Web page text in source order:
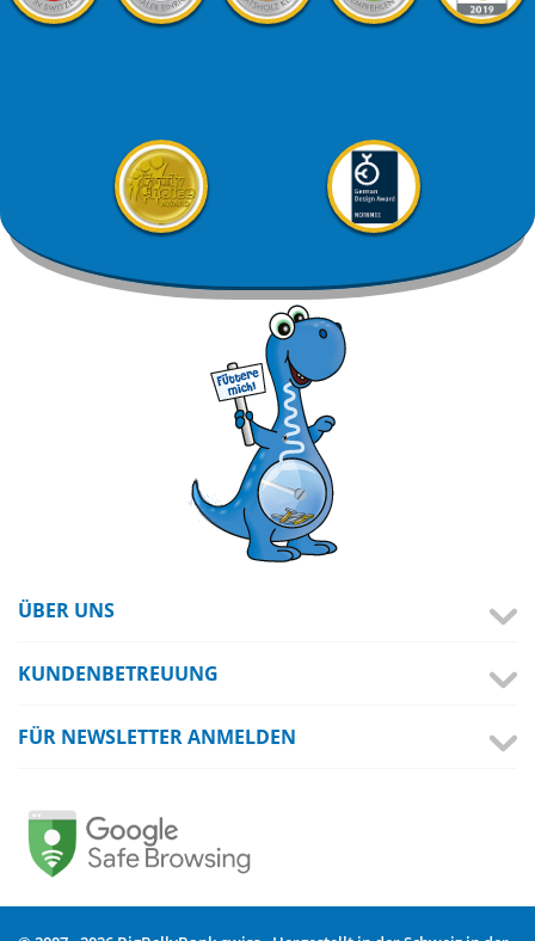
ÜBER UNS
KUNDENBETREUUNG
FÜR NEWSLETTER ANMELDEN